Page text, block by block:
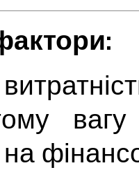
вагу